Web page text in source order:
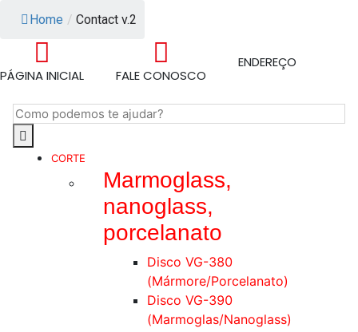
Home / Contact v.2
PÁGINA INICIAL FALE CONOSCO
ENDEREÇO
CORTE
Marmoglass,
nanoglass,
porcelanato
Disco VG-380
(Mármore/Porcelanato)
Disco VG-390
(Marmoglas/Nanoglass)